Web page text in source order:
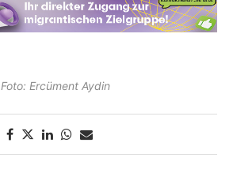
Foto: Ercüment Aydin